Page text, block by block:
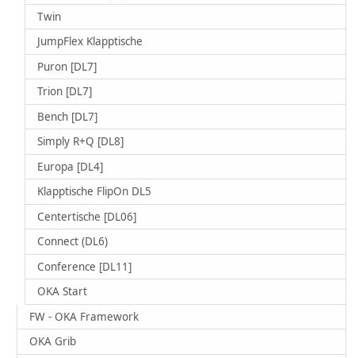
Twin
JumpFlex Klapptische
Puron [DL7]
Trion [DL7]
Bench [DL7]
Simply R+Q [DL8]
Europa [DL4]
Klapptische FlipOn DL5
Centertische [DL06]
Connect (DL6)
Conference [DL11]
OKA Start
FW - OKA Framework
OKA Grib